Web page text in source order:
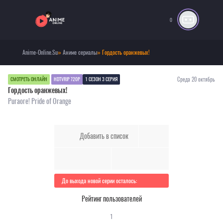
0
Anime-Online.Su»Аниме сериалы» Гордость оранжевых!
СМОТРЕТЬ ОНЛАЙН HDTVRIP 720P 1 СЕЗОН 3 СЕРИЯ Среда 20 октябрь
Гордость оранжевых!
Puraore! Pride of Orange
Добавить в список
До выхода новой серии осталось:
Рейтинг пользователей
1